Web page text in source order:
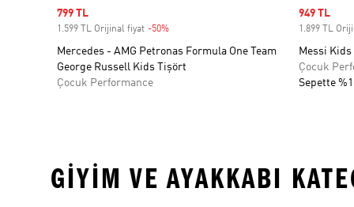
Sale price
799 TL
1.599 TL Orijinal fiyat -50%
Mercedes - AMG Petronas Formula One Team
George Russell Kids Tişört
Çocuk Performance
Sale price
949 TL
1.899 TL
Messi
Çocuk
Sepette
GIYIM VE AYAKKABI